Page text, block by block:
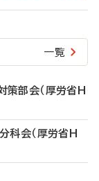
一覧
部会（厚労省H
科会（厚労省H